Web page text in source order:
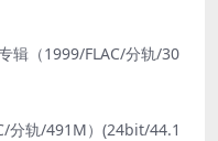
辑（1999/FLAC/分轨/30
分轨/491M）(24bit/44.1